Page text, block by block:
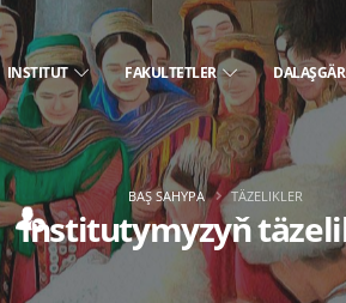
INSTITUT FAKULTETLER
Institutymyzyň
BAŞ SAHYPA TÄZELIKLER